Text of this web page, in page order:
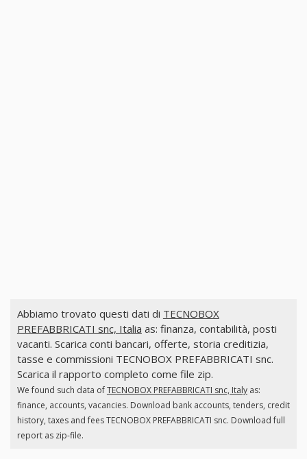
Abbiamo trovato questi dati di TECNOBOX
PREFABBRICATI snc, Italia as: finanza, contabilità, posti
vacanti. Scarica conti bancari, offerte, storia creditizia,
tasse e commissioni TECNOBOX PREFABBRICATI snc.
Scarica il rapporto completo come file zip.
We found such data ofTECNOBOX PREFABBRICATI snc, Italyas:
finance, accounts, vacancies. Download bank accounts, tenders, credit
history, taxes and fees TECNOBOX PREFABBRICATI snc. Download full
report as zip-file.